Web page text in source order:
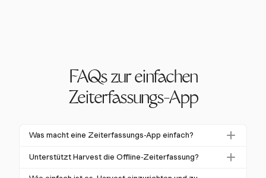
FAQs zur einfachen
Zeiterfassungs-App
Was macht eine Zeiterfassungs-App einfach?
Eine einfache Zeiterfassungs-App zeichnet sich durch
Unterstützt Harvest die Offline-Zeiterfassung?
Ja, Harvest unterstützt die Offline-Zeiterfassung. Die